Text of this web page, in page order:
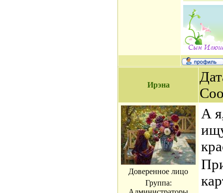
Ирэна
Доверенное лицо
Группа:
А